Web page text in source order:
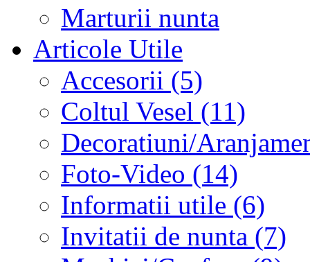
Marturii nunta
Articole Utile
Accesorii (5)
Coltul Vesel (11)
Decoratiuni/
Foto-Video (14)
Informatii utile (6)
Invitatii de nunta (7)